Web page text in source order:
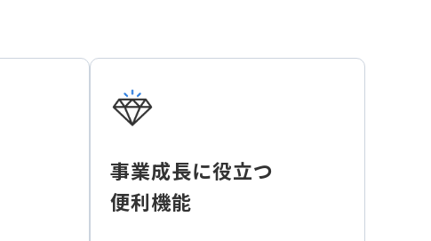
事業成長に役立つ
便利機能